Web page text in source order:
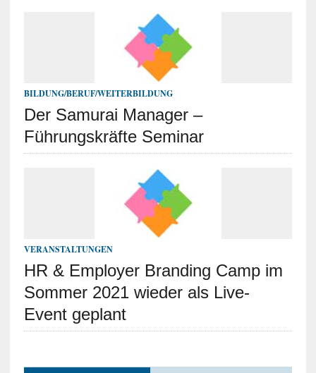
BILDUNG/BERUF/WEITERBILDUNG
Der Samurai Manager –
Führungskräfte Seminar
VERANSTALTUNGEN
HR & Employer Branding Camp im
Sommer 2021 wieder als Live-
Event geplant